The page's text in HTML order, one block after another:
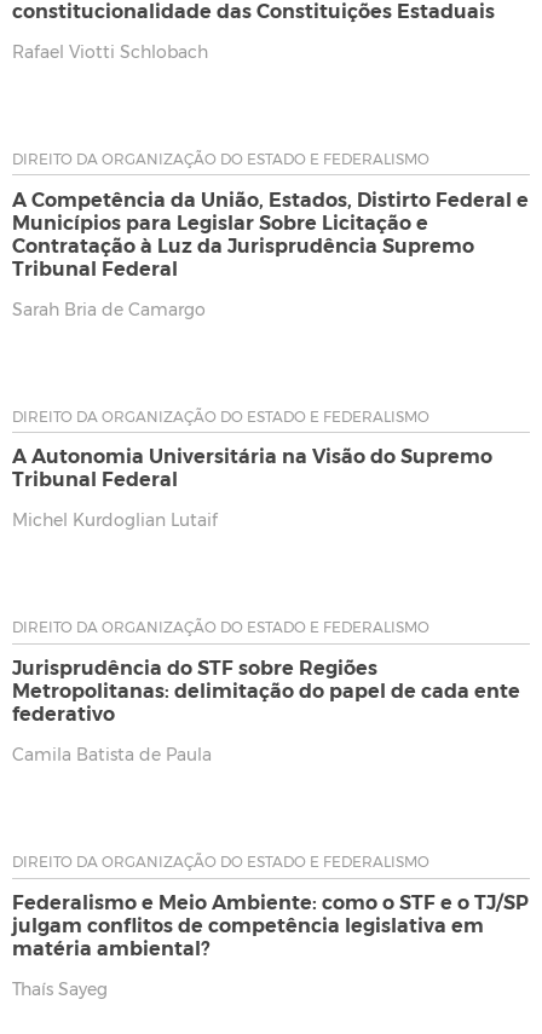
constitucionalidade das Constituições Estaduais
Rafael Viotti Schlobach
DIREITO DA ORGANIZAÇÃO DO ESTADO E FEDERALISMO
A Competência da União, Estados, Distirto Federal e
Municípios para Legislar Sobre Licitação e
Contratação à Luz da Jurisprudência Supremo
Tribunal Federal
Sarah Bria de Camargo
DIREITO DA ORGANIZAÇÃO DO ESTADO E FEDERALISMO
A Autonomia Universitária na Visão do Supremo
Tribunal Federal
Michel Kurdoglian Lutaif
DIREITO DA ORGANIZAÇÃO DO ESTADO E FEDERALISMO
Jurisprudência do STF sobre Regiões
Metropolitanas: delimitação do papel de cada ente
federativo
Camila Batista de Paula
DIREITO DA ORGANIZAÇÃO DO ESTADO E FEDERALISMO
Federalismo e Meio Ambiente: como o STF e o TJ/SP
julgam conflitos de competência legislativa em
matéria ambiental?
Thaís Sayeg